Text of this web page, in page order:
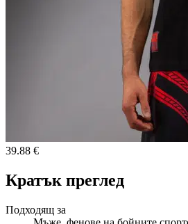
39.88 €
Кратък преглед
Подходящ за